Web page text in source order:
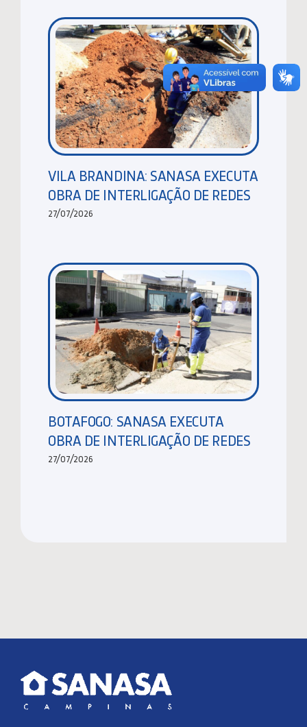
VILA BRANDINA: SANASA EXECUTA
OBRA DE INTERLIGAÇÃO DE REDES
27/07/2026
BOTAFOGO: SANASA EXECUTA
OBRA DE INTERLIGAÇÃO DE REDES
27/07/2026